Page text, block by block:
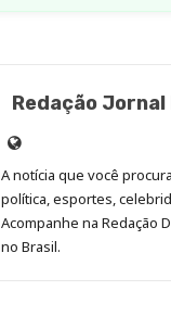
Redação Jornal
Site
de
Redação
Jornal
DCI
A notícia que você
política, esportes,
Acompanhe na Redação
no Brasil.